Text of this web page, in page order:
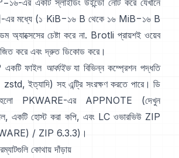
−১৬-এর একটি স্লাইডিং উইন্ডো নোট করে যেখানে
মধ্যে (১ KiB−১৬ B থেকে ১৬ MiB−১৬ B
অ্যাক্সেসের চেষ্টা করে না. Brotli প্রায়শই ওয়েব
করে এবং দ্রুত ডিকোড করে।
ফাইল আর্কাইভযা বিভিন্ন কম্প্রেশন পদ্ধতি
ইত্যাদি) সহ এন্ট্রি সংরক্ষণ করতে পারে। ডি
হলো PKWARE-এর APPNOTE (দেখুন
, একটি হোস্ট করা কপি, এবং LC ওভারভিউ ZIP
/ ZIP 6.3.3)।
কোথায় দাঁড়ায়